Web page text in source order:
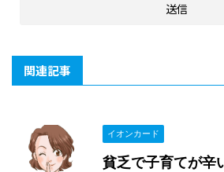
関連記事
イオンカード
貧乏で子育てが辛